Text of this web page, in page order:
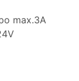
max.3A